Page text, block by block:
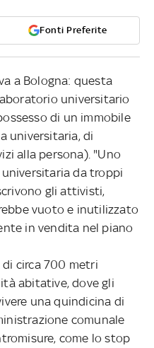
Fonti Preferite
a Bologna: questa
universitario
di un immobile
universitaria, di
alla persona). "Uno
da troppi
gli attivisti,
vuoto e inutilizzato
in vendita nel piano
circa 700 metri
abitative, dove gli
una quindicina di
comunale
come lo stop